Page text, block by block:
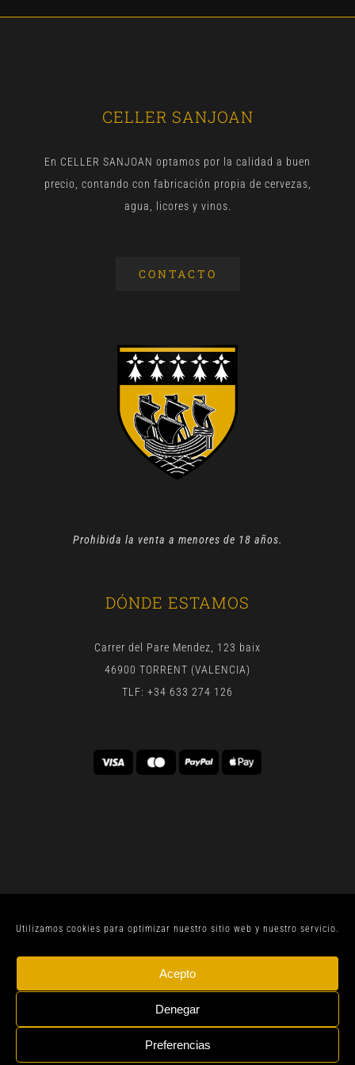
Utilizamos cookies para optimizar nuestro sitio web y nuestro servicio.
Acepto
Denegar
Preferencias
CELLER SANJOAN
En CELLER SANJOAN optamos por la calidad a buen
precio, contando con fabricación propia de cervezas,
agua, licores y vinos.
CONTACTO
Prohibida la venta a menores de 18 años.
DÓNDE ESTAMOS
Carrer del Pare Mendez, 123 baix
46900 TORRENT (VALENCIA)
TLF: +34 633 274 126
LOS DERECHOS RESERVADOS | BY
InstagramWhatsapp